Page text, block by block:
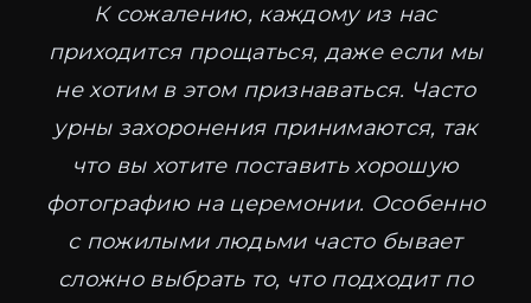
К сожалению, каждому из нас
приходится прощаться, даже если мы
не хотим в этом признаваться. Часто
урны захоронения принимаются, так
что вы хотите поставить хорошую
фотографию на церемонии. Особенно
с пожилыми людьми часто бывает
сложно выбрать то, что подходит по